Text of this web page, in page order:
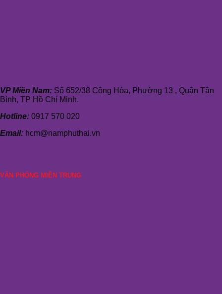
VP Miền Nam: Số 652/38 Cộng Hòa, Phường 13 , Quận Tân
Bình, TP Hồ Chí Minh.
Hotline: 0917 570 020
Email: hcm@namphuthai.vn
VĂN PHÒNG MIỀN TRUNG